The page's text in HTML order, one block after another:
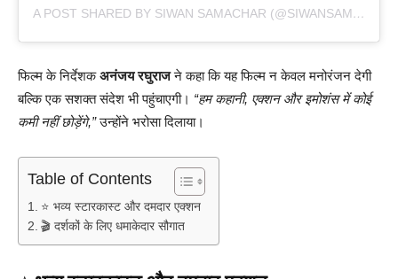
A POST SHARED BY SIWAN SAMACHAR (@SIWANSAMACHAR)
फिल्म के निर्देशकअनंजय रघुराजने कहा कि यह फिल्म न केवल मनोरंजन देगी
बल्कि एक सशक्त संदेश भी पहुंचाएगी। “हम कहानी, एक्शन और इमोशंस में कोई
कमी नहीं छोड़ेंगे,”उन्होंने भरोसा दिलाया।
Table of Contents
⭐ भव्य स्टारकास्ट और दमदार एक्शन
🎬 दर्शकों के लिए धमाकेदार सौगात